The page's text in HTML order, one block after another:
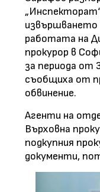
извършването
работата на
прокурор в
за периода от
съобщиха от
обвинение.
Агенти на
Върховна
подкупния
документи,